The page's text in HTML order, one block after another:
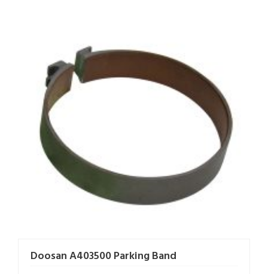
Doosan A403500 Parking Band